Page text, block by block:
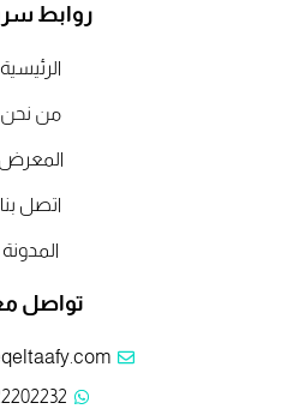
e
b
t
r
روابط
الرئيسية
من نحن
المعرض
اتصل بنا
المدونة
تواصل